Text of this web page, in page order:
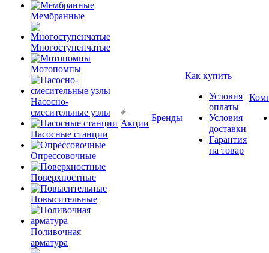
Мембранные
Многоступенчатые
Мотопомпы
Насосно-
смесительные узлы
Насосные станции
Опрессовочные
Поверхностные
Повысительные
Поливочная
арматура
Акции
Бренды
Как купить
Условия
оплаты
Условия
доставки
Гарантия
на товар